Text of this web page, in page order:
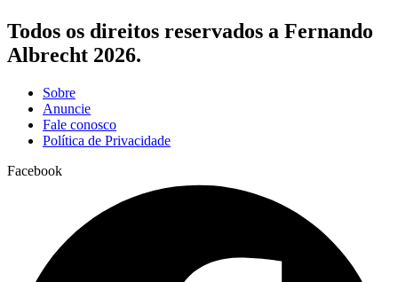
Todos os direitos reservados a Fernando
Albrecht 2026.
Sobre
Anuncie
Fale conosco
Política de Privacidade
Facebook